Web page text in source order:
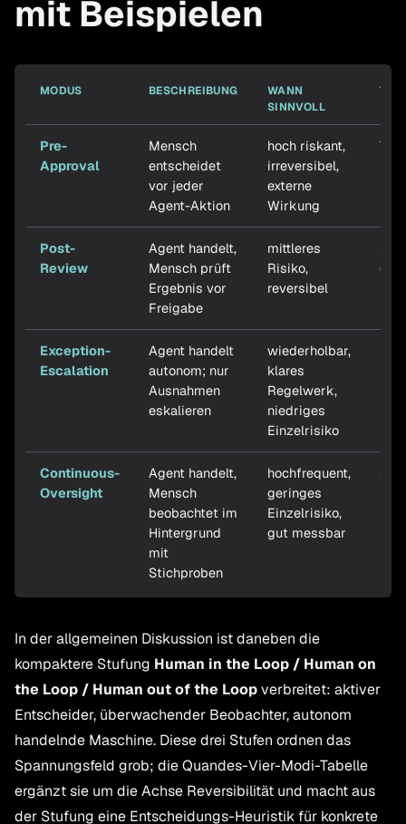
mit Beispielen
MODUS BESCHREIBUNG
WANN
SINNVOLL
Pre-
Approval
Mensch
entscheidet
vor jeder
Agent-Aktion
hoch riskant,
irreversibel,
externe
Wirkung
Post-
Review
Agent handelt,
Mensch prüft
Ergebnis vor
Freigabe
mittleres
Risiko,
reversibel
Exception-
Escalation
Agent handelt
autonom; nur
Ausnahmen
eskalieren
wiederholbar,
klares
Regelwerk,
niedriges
Einzelrisiko
Continuous-
Oversight
Agent handelt,
Mensch
beobachtet im
Hintergrund
mit
Stichproben
hochfrequent,
geringes
Einzelrisiko,
gut messbar
In der allgemeinen Diskussion ist daneben die
kompaktere Stufung Human in the Loop / Human on
the Loop / Human out of the Loopverbreitet: aktiver
Entscheider, überwachender Beobachter, autonom
handelnde Maschine. Diese drei Stufen ordnen das
Spannungsfeld grob; die Quandes-Vier-Modi-Tabelle
ergänzt sie um die Achse Reversibilität und macht aus
der Stufung eine Entscheidungs-Heuristik für konkrete